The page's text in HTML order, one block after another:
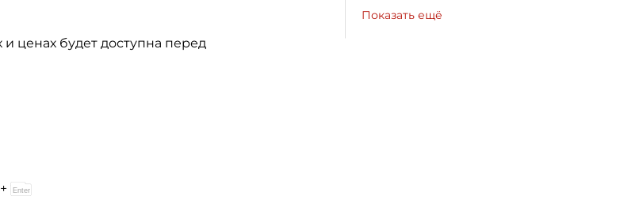
ценах будет доступна перед
Показать ещё
+